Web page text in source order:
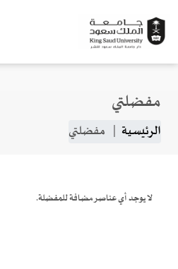
تجاوز إلى المحتوى الرئيسي
مفضلتي
مسار التنقل
الرئيسية مفضلتي
لا يوجد أي عناصر مضافة للمفضلة.